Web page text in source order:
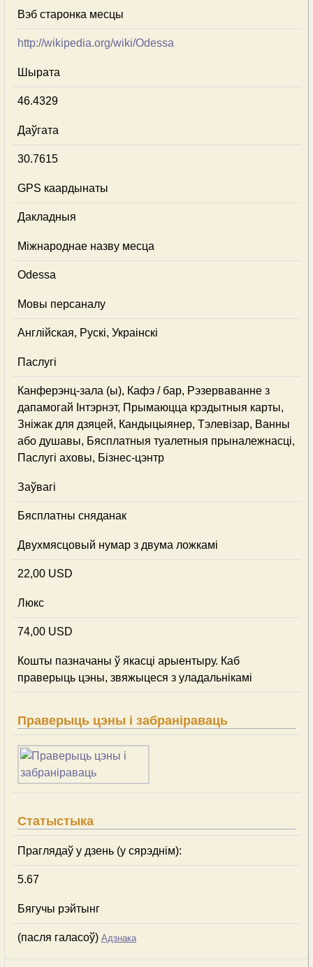
Вэб старонка месцы
http://wikipedia.org/wiki/Odessa
Шырата
46.4329
Даўгата
30.7615
GPS каардынаты
Дакладныя
Міжнароднае назву месца
Odessa
Мовы персаналу
Англійская, Рускі, Украінскі
Паслугі
Канферэнц-зала (ы), Кафэ / бар, Рэзерваванне з
дапамогай Інтэрнэт, Прымаюцца крэдытныя карты,
Зніжак для дзяцей, Кандыцыянер, Тэлевізар, Ванны
або душавы, Бясплатныя туалетныя прыналежнасці,
Паслугі аховы, Бізнес-цэнтр
Заўвагі
Бясплатны сняданак
Двухмясцовый нумар з двума ложкамі
22,00 USD
Люкс
74,00 USD
Кошты пазначаны ў якасці арыентыру. Каб
праверыць цэны, звяжыцеся з уладальнікамі
Праверыць цэны і забраніраваць
Статыстыка
Праглядаў у дзень (у сярэднім):
5.67
Бягучы рэйтынг
(пасля галасоў) Адзнака